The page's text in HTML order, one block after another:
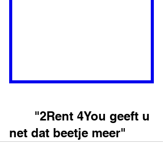
"2Rent 4You geeft u
net dat beetje meer"